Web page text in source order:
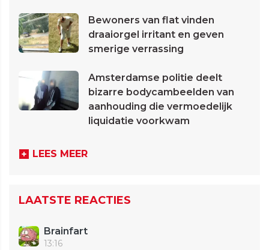
Bewoners van flat vinden
draaiorgel irritant en geven
smerige verrassing
Amsterdamse politie deelt
bizarre bodycambeelden van
aanhouding die vermoedelijk
liquidatie voorkwam
LEES MEER
LAATSTE REACTIES
Brainfart
13:16